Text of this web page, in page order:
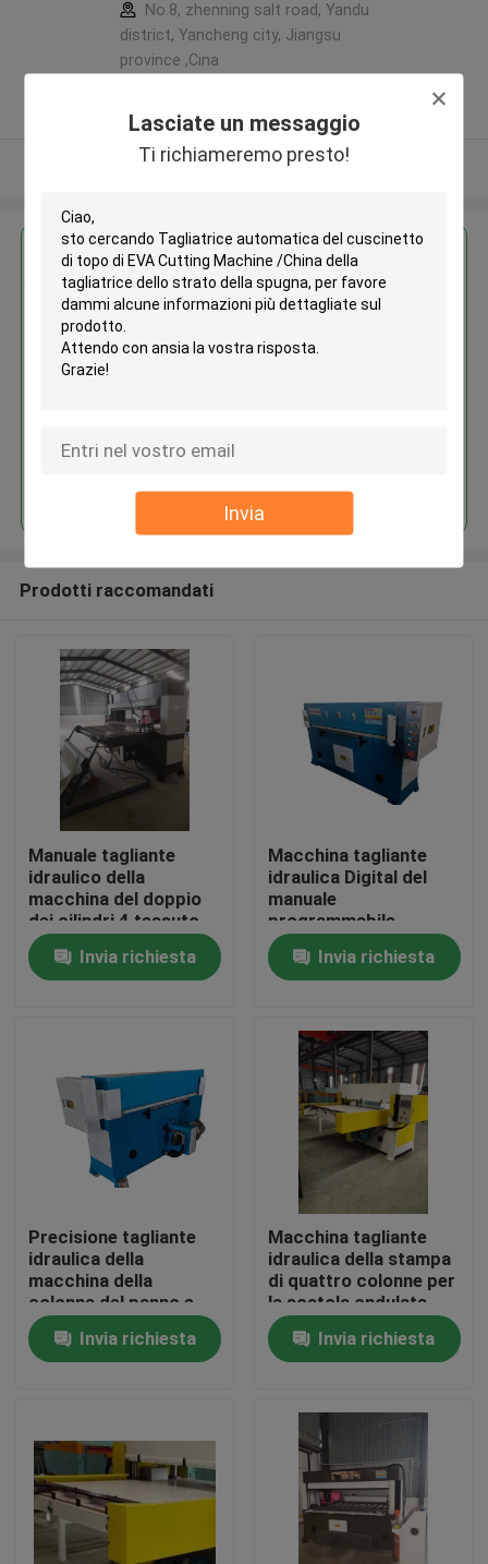
Lasciate un messaggio
Ti richiameremo presto!
Invia
Casa
Circa noi
Giro della fabbrica
Contattici
Richieda una citazione
Macchina tagliante della pressa idraulica
Tagliatrice idraulica del braccio dell'oscillazione
No.8, zhenning salt road, Yandu
district, Yancheng city, Jiangsu
province ,Cina
Fornitore verificato
Osservi più
Ottieni il miglior prezzo per
Tagliatrice automatica del
cuscinetto di topo di EVA
Prodotti raccomandati
Manuale tagliante
idraulico della
macchina del doppio
dei cilindri 4 tessuto
della colonna
Invia richiesta
Macchina tagliante
idraulica Digital del
manuale
programmabile
Invia richiesta
Precisione tagliante
idraulica della
macchina della
colonna del panno e
del cuoio quattro
Invia richiesta
Macchina tagliante
idraulica della stampa
di quattro colonne per
la scatola ondulata
Invia richiesta